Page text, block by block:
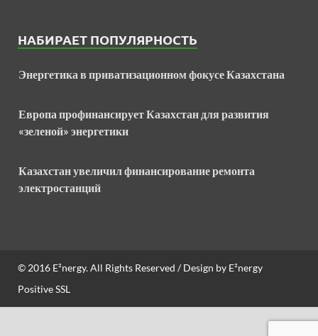
НАБИРАЕТ ПОПУЛЯРНОСТЬ
Энергетика в приватизационном фокусе Казахстана
Европа профинансирует Казахстан для развития
«зеленой» энергетики
Казахстан увеличил финансирование ремонта
электростанций
© 2016 E²nergy. All Rights Reserved / Design by E²nergy
Positive SSL